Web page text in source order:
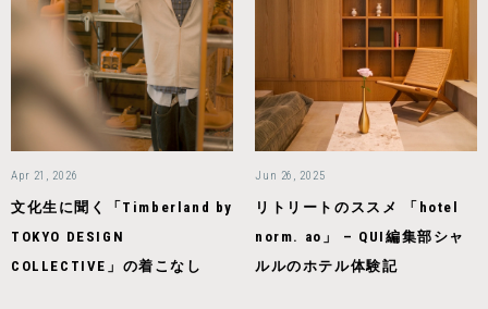
Apr 21, 2026
文化生に聞く「Timberland by
TOKYO DESIGN
COLLECTIVE」の着こなし
Jun 26, 2025
リトリートのススメ 「hotel
norm. ao」 – QUI編集部シャ
ルルのホテル体験記